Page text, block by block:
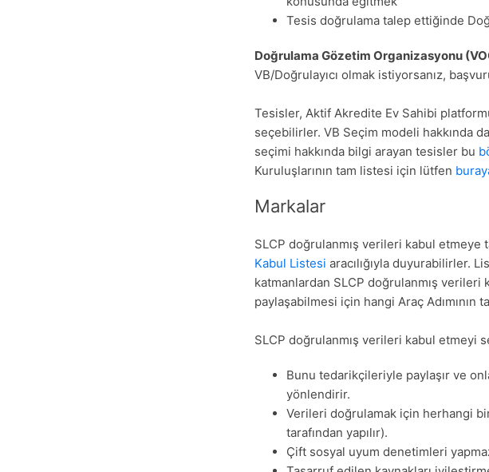
Tesis doğrulama talep ettiğinde
Doğrulama Gözetim Organizasyonu
VB/Doğrulayıcı olmak istiyorsanız,
Tesisler, Aktif Akredite Ev Sahibi
seçebilirler. VB Seçim modeli hakkında
seçimi hakkında bilgi arayan tesisler bu
Kuruluşlarının tam listesi için lütfen
Markalar
SLCP doğrulanmış verileri kabul
Kabul Listesi aracılığıyla duyurabilirler.
katmanlardan SLCP doğrulanmış
paylaşabilmesi için hangi Araç
SLCP doğrulanmış verileri kabul etmeyi
Bunu tedarikçileriyle paylaşır ve
yönlendirir.
Verileri doğrulamak için herhangi
tarafından yapılır).
Çift sosyal uyum denetimleri